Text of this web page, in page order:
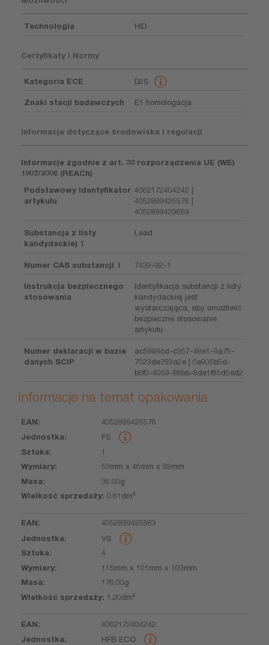
Technologia HID
Certyfikaty i Normy
Kategoria ECE D2S
Znaki stacji badawczych E1 homologacja
Informacje dotyczące środowiska i regulacji
Informacje zgodnie z art. 33 rozporządzenia UE (WE)
1907/2006 (REACh)
Podstawowy identyfikator
artykułu
4062172404242 |
4052899425576 |
4052899429659
Substancja z listy
kandydackiej 1
Lead
Numer CAS substancji 1 7439-92-1
Instrukcja bezpiecznego
stosowania
Identyfikacja substancji z listy
kandydackiej jest
wystarczająca, aby umożliwić
bezpieczne stosowanie
artykułu.
Numer deklaracji w bazie
danych SCIP
ac5968cd-c357-48e1-9a75-
7023de759a2e | 0e906b5d-
b5f0-4059-88bb-8de1f85d5ed2
Informacje na temat opakowania
EAN Sztuka Wymiary
4052899425576
FS
1
53mm x 46mm x 92mm
36.00g
0.61dm³
4052899425583
VS
4
115mm x 101mm x 103mm
176.00g
1.20dm³
4062172404242
HFB ECO